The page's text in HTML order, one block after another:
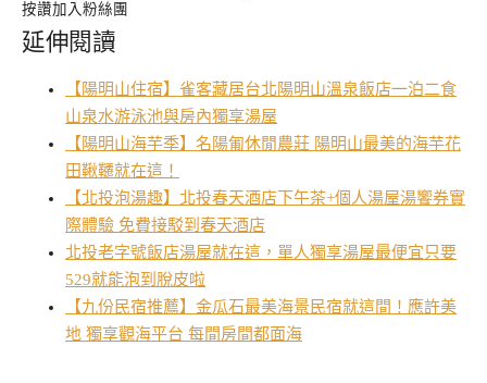
按讚加入粉絲團
延伸閱讀
【陽明山住宿】雀客藏居台北陽明山溫泉飯店一泊二食
山泉水游泳池與房內獨享湯屋
【陽明山海芋季】名陽匍休閒農莊 陽明山最美的海芋花
田鞦韆就在這！
【北投泡湯趣】北投春天酒店下午茶+個人湯屋湯饗券實
際體驗 免費接駁到春天酒店
北投老字號飯店湯屋就在這，單人獨享湯屋最便宜只要
529就能泡到脫皮啦
【九份民宿推薦】金瓜石最美海景民宿就這間！應許美
地 獨享觀海平台 每間房間都面海